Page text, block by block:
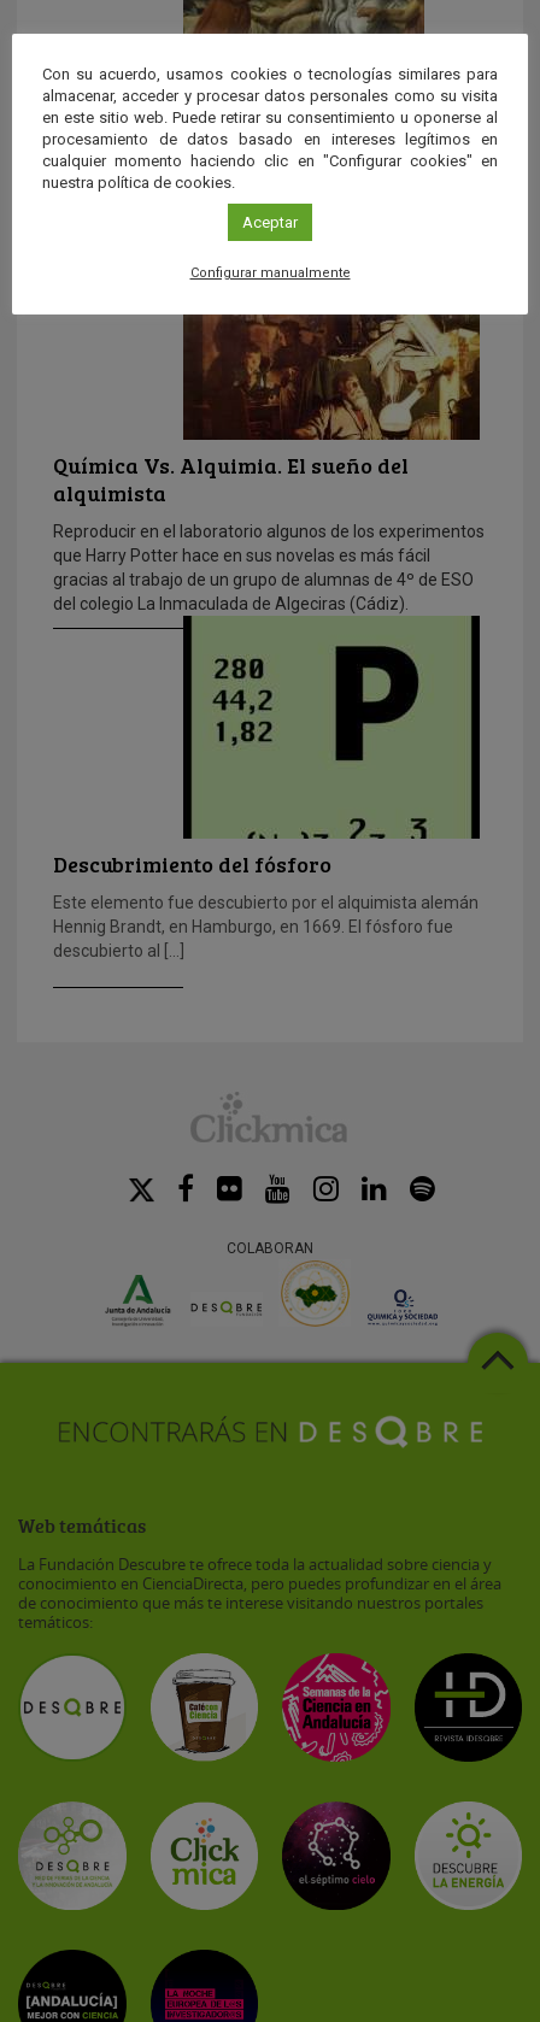
Historia del veneno. De la cicuta al
Polonio
El veneno en la historia. Historia del veneno. De la cicuta
al Polonio es un ensayo de Adela Muñoz […]
Química Vs. Alquimia. El sueño del
alquimista
Reproducir en el laboratorio algunos de los experimentos
que Harry Potter hace en sus novelas es más fácil
gracias al trabajo de un grupo de alumnas de 4º de ESO
del colegio La Inmaculada de Algeciras (Cádiz).
Descubrimiento del fósforo
Este elemento fue descubierto por el alquimista alemán
Hennig Brandt, en Hamburgo, en 1669. El fósforo fue
descubierto al […]
COLABORAN
Web temáticas
La Fundación Descubre te ofrece toda la actualidad sobre ciencia y
conocimiento en CienciaDirecta, pero puedes profundizar en el área
de conocimiento que más te interese visitando nuestros portales
temáticos:
Con su acuerdo, usamos cookies o tecnologías similares para
almacenar, acceder y procesar datos personales como su visita
en este sitio web. Puede retirar su consentimiento u oponerse al
procesamiento de datos basado en intereses legítimos en
cualquier momento haciendo clic en "Configurar cookies" en
nuestra política de cookies.
Aceptar
Configurar manualmente